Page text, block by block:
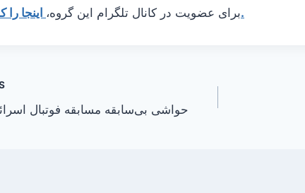
برای عضویت در کانال تلگرام این گروه،اینجا را کلیک کنید.
حواشی بی‌سابقه مسابقه فوتبال